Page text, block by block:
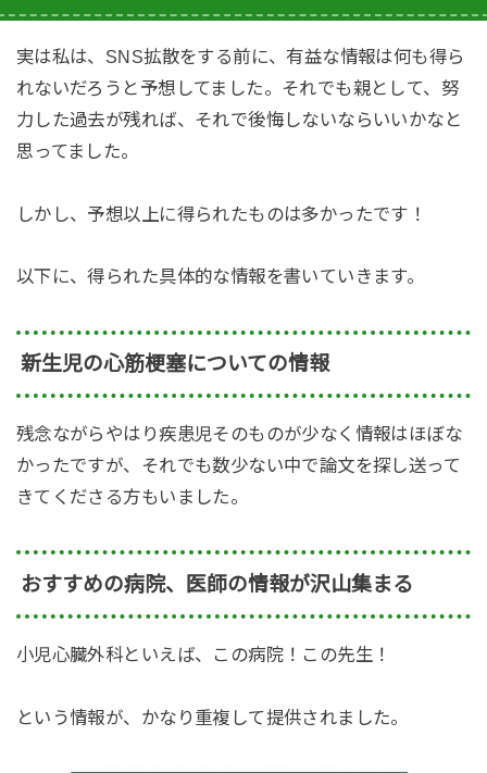
実は私は、SNS拡散をする前に、有益な情報は何も得ら
れないだろうと予想してました。 それでも親として、努
力した過去が残れば、それで後悔しないならいいかなと
思ってました。
しかし、予想以上に得られたものは多かったです！
以下に、得られた具体的な情報を書いていきます。
新生児の心筋梗塞についての情報
残念ながらやはり疾患児そのものが少なく情報はほぼな
かったですが、それでも数少ない中で論文を探し送って
きてくださる方もいました。
おすすめの病院、医師の情報が沢山集まる
小児心臓外科といえば、この病院！この先生！
という情報が、かなり重複して提供されました。